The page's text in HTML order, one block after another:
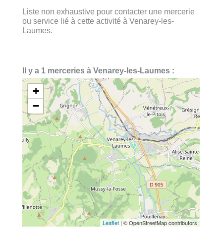
Liste non exhaustive pour contacter une mercerie
ou service lié à cette activité à Venarey-les-
Laumes.
Il y a 1 merceries à Venarey-les-Laumes :
+
−
Leaflet| © OpenStreetMap contributors